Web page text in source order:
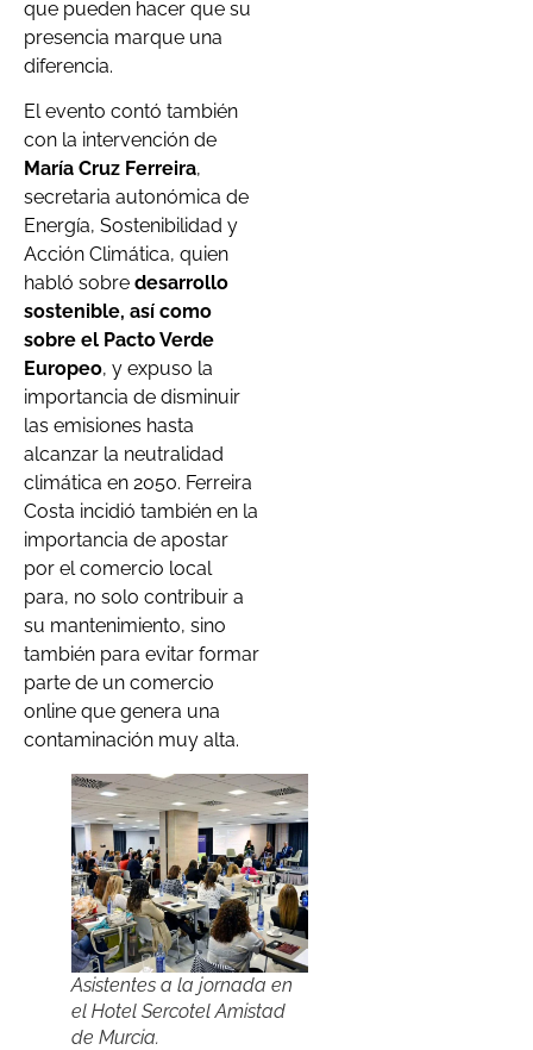
que pueden hacer que su
presencia marque una
diferencia.
El evento contó también
con la intervención de
María Cruz Ferreira,
secretaria autonómica de
Energía, Sostenibilidad y
Acción Climática, quien
habló sobre desarrollo
sostenible, así como
sobre el Pacto Verde
Europeo, y expuso la
importancia de disminuir
las emisiones hasta
alcanzar la neutralidad
climática en 2050. Ferreira
Costa incidió también en la
importancia de apostar
por el comercio local
para, no solo contribuir a
su mantenimiento, sino
también para evitar formar
parte de un comercio
online que genera una
contaminación muy alta.
Asistentes a la jornada en
el Hotel Sercotel Amistad
de Murcia.